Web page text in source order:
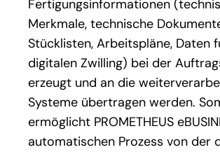
Fertigungsinformationen
Merkmale, technische
Stücklisten, Arbeitspläne, Daten
digitalen Zwilling) bei der
erzeugt und an die
Systeme übertragen werden.
ermöglicht PROMETHEUS
automatischen Prozess von der